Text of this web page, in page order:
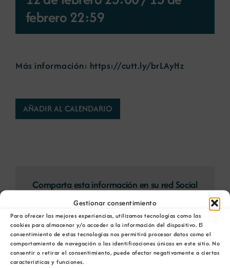
Gestionar consentimiento
Para ofrecer las mejores experiencias, utilizamos tecnologías como las
cookies para almacenar y/o acceder a la información del dispositivo. El
consentimiento de estas tecnologías nos permitirá procesar datos como el
comportamiento de navegación o las identificaciones únicas en este sitio. No
consentir o retirar el consentimiento, puede afectar negativamente a ciertas
características y funciones.
Portal de empleo
Contacto
febrero 22:59
Más información: https://cutt.ly/brLAyHz
AÑADIR AL CALENDARIO
Comparta esta información en su red Social
Facebook
X BlueskyRedditLinkedInWhatsApp
TelegramTumblrPinterest
XingCorreo
electrónico